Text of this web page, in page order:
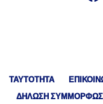
ΤΑΥΤΟΤΗΤΑ
ΔΉΛΩΣΗ